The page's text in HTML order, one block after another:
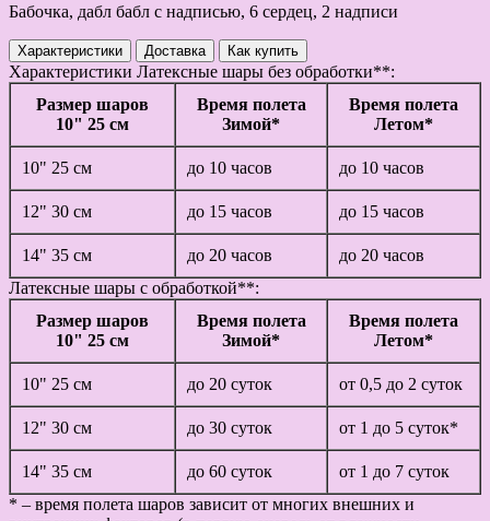
Бабочка, дабл бабл с надписью, 6 сердец, 2 надписи
Характеристики Доставка Как купить
Характеристики Латексные шары без обработки**:
Размер шаров
10" 25 см
Время полета
Зимой*
Время полета
Летом*
10" 25 см до 10 часов до 10 часов
12" 30 см до 15 часов до 15 часов
14" 35 см до 20 часов
до 20 часов
Латексные шары с обработкой**:
Размер шаров
10" 25 см
Время полета
Зимой*
Время полета
Летом*
10" 25 см до 20 суток от 0,5 до 2 суток
12" 30 см до 30 суток от 1 до 5 суток*
14" 35 см до 60 суток
от 1 до 7 суток
* – время полета шаров зависит от многих внешних и